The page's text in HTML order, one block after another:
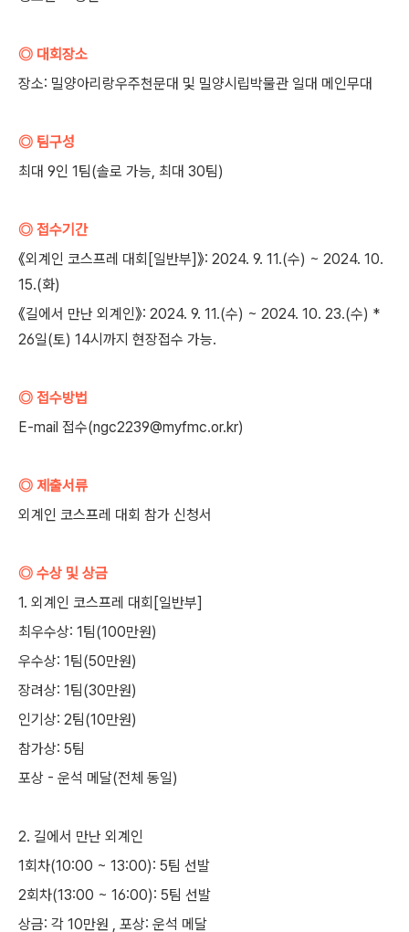
◎ 대회장소
장소: 밀양아리랑우주천문대 및 밀양시립박물관 일대 메인무대
◎ 팀구성
최대 9인 1팀(솔로 가능, 최대 30팀)
◎ 접수기간
《외계인 코스프레 대회[일반부]》: 2024. 9. 11.(수) ~ 2024. 10.
15.(화)
《길에서 만난 외계인》: 2024. 9. 11.(수) ~ 2024. 10. 23.(수) *
26일(토) 14시까지 현장접수 가능.
◎ 접수방법
E-mail 접수(ngc2239@myfmc.or.kr)
◎ 제출서류
외계인 코스프레 대회 참가 신청서
◎ 수상 및 상금
1. 외계인 코스프레 대회[일반부]
최우수상: 1팀(100만원)
우수상: 1팀(50만원)
장려상: 1팀(30만원)
인기상: 2팀(10만원)
참가상: 5팀
포상 - 운석 메달(전체 동일)
2. 길에서 만난 외계인
1회차(10:00 ~ 13:00): 5팀 선발
2회차(13:00 ~ 16:00): 5팀 선발
상금: 각 10만원 , 포상: 운석 메달